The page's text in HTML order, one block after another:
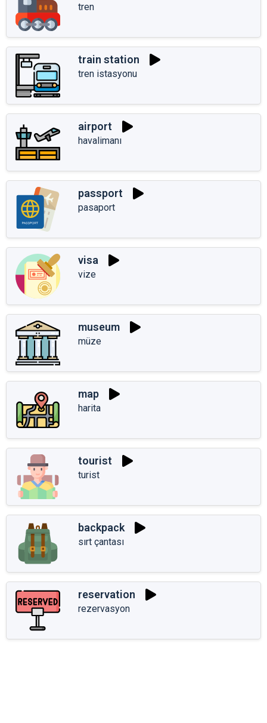
tren
train station
tren istasyonu
airport
havalimanı
passport
pasaport
visa
vize
museum
müze
map
harita
tourist
turist
backpack
sırt çantası
reservation
rezervasyon